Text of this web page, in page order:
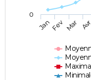
JanFev Mar Avr
0